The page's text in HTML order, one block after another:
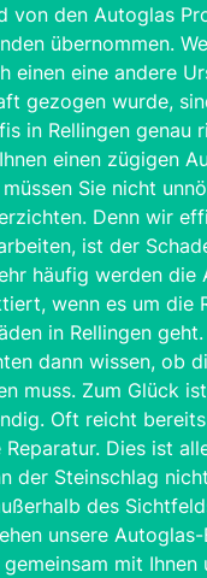
von den Autoglas
übernommen.
einen eine andere
gezogen wurde,
in Rellingen genau
einen zügigen
müssen Sie nicht
Denn wir
ist der
häufig werden die
wenn es um die
in Rellingen
dann wissen, ob
muss. Zum Glück
Oft reicht
Dies ist
der Steinschlag
des
unsere
mit Ihnen